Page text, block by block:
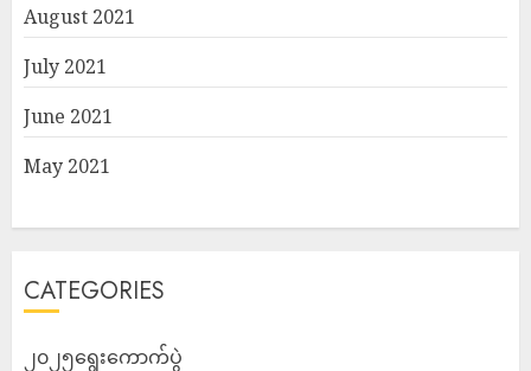
August 2021
July 2021
June 2021
May 2021
CATEGORIES
၂၀၂၅ရွေးကောက်ပွဲ